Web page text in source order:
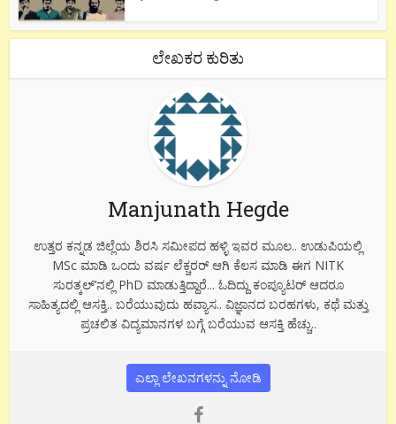
ಲೇಖಕರ ಕುರಿತು
Manjunath Hegde
ಉತ್ತರ ಕನ್ನಡ ಜಿಲ್ಲೆಯ ಶಿರಸಿ ಸಮೀಪದ ಹಳ್ಳಿ ಇವರ ಮೂಲ.. ಉಡುಪಿಯಲ್ಲಿ
MSc ಮಾಡಿ ಒಂದು ವರ್ಷ ಲೆಕ್ಚರರ್ ಆಗಿ ಕೆಲಸ ಮಾಡಿ ಈಗ NITK
ಸುರತ್ಕಲ್’ನಲ್ಲಿ PhD ಮಾಡುತ್ತಿದ್ದಾರೆ... ಓದಿದ್ದು ಕಂಪ್ಯೂಟರ್ ಆದರೂ
ಸಾಹಿತ್ಯದಲ್ಲಿ ಆಸಕ್ತಿ.. ಬರೆಯುವುದು ಹವ್ಯಾಸ.. ವಿಜ್ಞಾನದ ಬರಹಗಳು, ಕಥೆ ಮತ್ತು
ಪ್ರಚಲಿತ ವಿದ್ಯಮಾನಗಳ ಬಗ್ಗೆ ಬರೆಯುವ ಆಸಕ್ತಿ ಹೆಚ್ಚು..
ಎಲ್ಲಾ ಲೇಖನಗಳನ್ನು ನೋಡಿ